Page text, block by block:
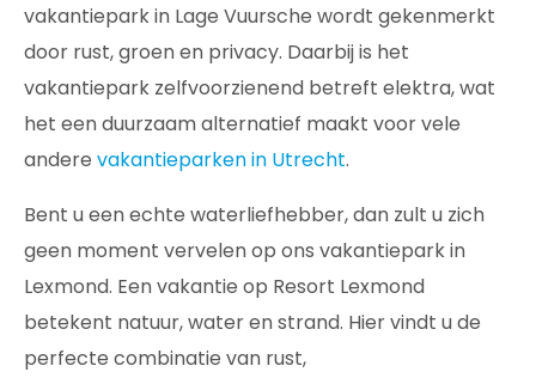
vakantiepark in Lage Vuursche wordt gekenmerkt
door rust, groen en privacy. Daarbij is het
vakantiepark zelfvoorzienend betreft elektra, wat
het een duurzaam alternatief maakt voor vele
andere vakantieparken in Utrecht.
Bent u een echte waterliefhebber, dan zult u zich
geen moment vervelen op ons vakantiepark in
Lexmond. Een vakantie op Resort Lexmond
betekent natuur, water en strand. Hier vindt u de
perfecte combinatie van rust,